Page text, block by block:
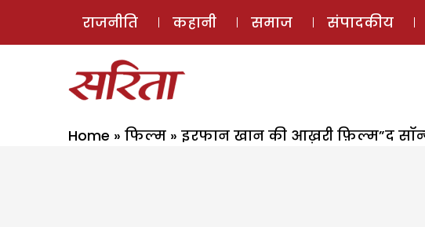
राजनीति कहानी समाज संपादकीय
Home » फिल्म » इरफान खान की आख़री फ़िल्म”द